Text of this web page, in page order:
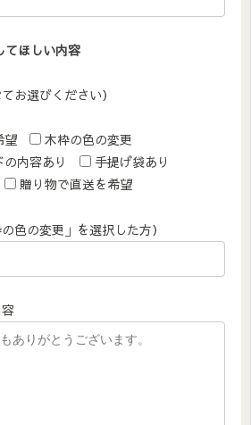
ほしい内容
お選びください）
望
木枠の色の変更
内容あり
手提げ袋あり
贈り物で直送を希望
色の変更」を選択した方）